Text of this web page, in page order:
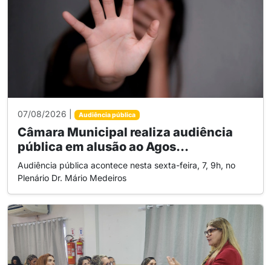
07/08/2026 | Audiência pública
Câmara Municipal realiza audiência
pública em alusão ao Agos...
Audiência pública acontece nesta sexta-feira, 7, 9h, no
Plenário Dr. Mário Medeiros